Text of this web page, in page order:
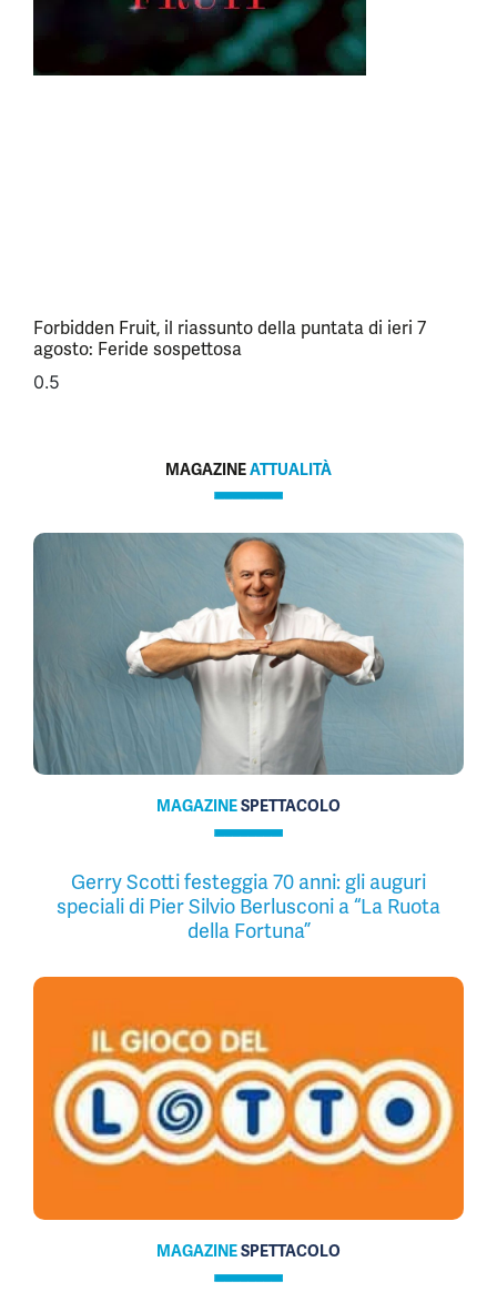
Forbidden Fruit, il riassunto della puntata di ieri 7
agosto: Feride sospettosa
MAGAZINEATTUALITÀ
MAGAZINESPETTACOLO
Gerry Scotti festeggia 70 anni: gli auguri
speciali di Pier Silvio Berlusconi a “La Ruota
della Fortuna”
MAGAZINESPETTACOLO